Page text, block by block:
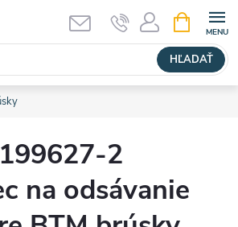
HĽADAŤ
KOŠÍK
2
na odsávanie